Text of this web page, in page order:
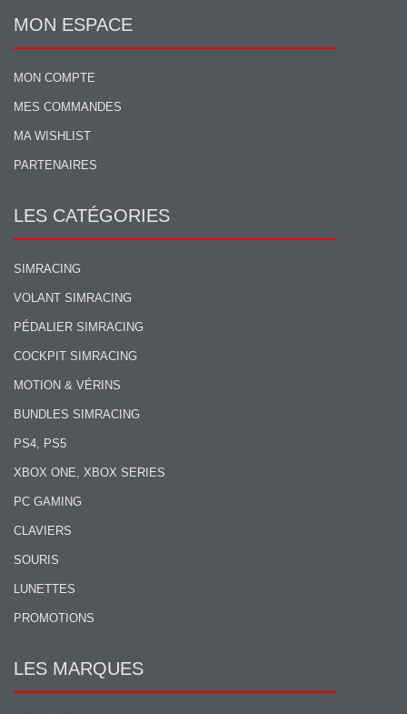
MON ESPACE
MON COMPTE
MES COMMANDES
MA WISHLIST
PARTENAIRES
LES CATÉGORIES
SIMRACING
VOLANT SIMRACING
PÉDALIER SIMRACING
COCKPIT SIMRACING
MOTION & VÉRINS
BUNDLES SIMRACING
PS4, PS5
XBOX ONE, XBOX SERIES
PC GAMING
CLAVIERS
SOURIS
LUNETTES
PROMOTIONS
LES MARQUES